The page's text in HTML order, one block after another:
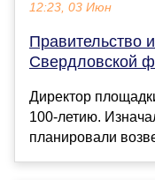
12:23, 03 Июн
Правительство
Свердловской
Директор
100-летию.
планировали